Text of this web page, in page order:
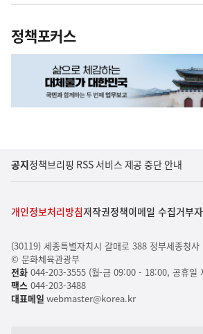
정책포커스
공지정책브리핑 RSS 서비스 제공 중단 안내
개인정보처리방침저작권정책이메일 수집거부
(30119) 세종특별자치시 갈매로 388 정부세종청사
© 문화체육관광부
전화044-203-3555 (월-금 09:00 - 18:00, 공휴일
팩스 044-203-3488
대표메일 webmaster@korea.kr